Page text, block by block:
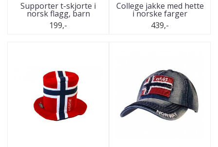
Supporter t-skjorte i
norsk flagg, barn
199,-
College jakke med hette
i norske farger
439,-